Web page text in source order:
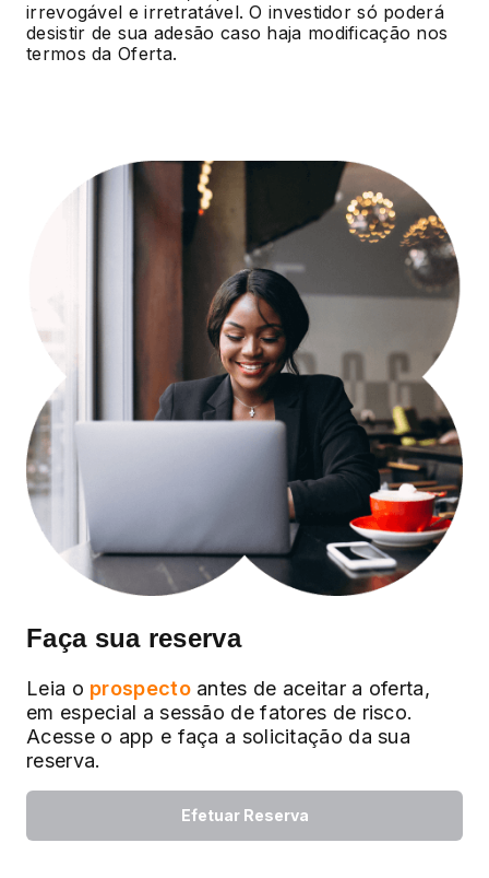
irrevogável e irretratável. O investidor só poderá
desistir de sua adesão caso haja modificação nos
termos da Oferta.
Faça sua reserva
Leia o prospecto antes de aceitar a oferta,
em especial a sessão de fatores de risco.
Acesse o app e faça a solicitação da sua
reserva.
Efetuar Reserva